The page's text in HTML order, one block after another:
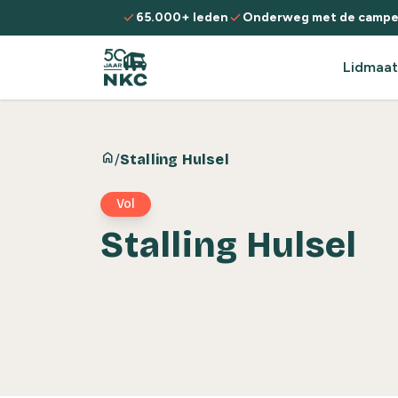
Spring naar de inhoud
check65.000+ ledencheckOnderweg met de
home/Stalling Hulsel
Vol
Stalling Hulsel